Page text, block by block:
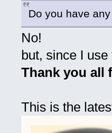
Do you have
No!
but, since I
Thank you all
This is the